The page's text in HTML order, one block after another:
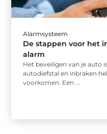
Alarmsysteem
De stappen voor het
alarm
Het beveiligen van je auto
autodiefstal en inbraken
voorkomen. Een ...